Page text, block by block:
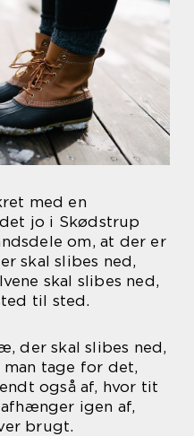
med en
jo i Skødstrup
om, at der er
skal slibes ned,
skal slibes ned,
til sted.
der skal slibes ned,
tage for det,
også af, hvor tit
igen af,
brugt.